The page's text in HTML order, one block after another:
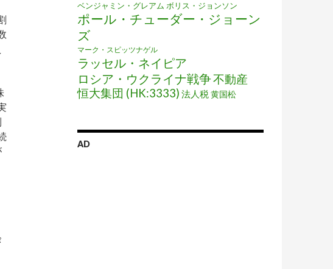
ベンジャミン・グレアム ボリス・ジョンソン
ポール・チューダー・ジョーン
ズ
マーク・スピッツナゲル
ラッセル・ネイピア
ロシア・ウクライナ戦争不動産
恒大集団 (HK:3333) 法人税黄国松
AD